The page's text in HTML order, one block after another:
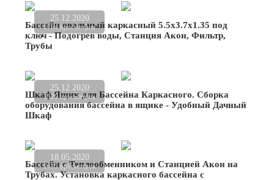
25.12.2020
1764 просмотров
Бассейн овальный каркасный 5.5х3.7х1.35 под
ключ - Подогрев воды, Станция Акон, Фильтр,
Трубы
25.12.2020
3520 просмотров
Шкаф Ящик для Бассейна Каркасного. Сборка
оборудования бассейна в ящике - Удобный Дачный
Шкаф
18.05.2020
1615 просмотров
Бассейн с Теплообменником и Станцией Акон на
Трубах. Установка каркасного бассейна с